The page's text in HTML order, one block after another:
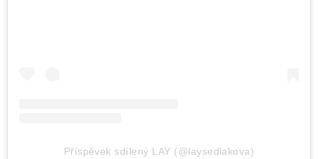
Příspěvek sdílený LAY (@laysedlakova)